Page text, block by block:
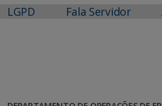
LGPD Fala Servidor